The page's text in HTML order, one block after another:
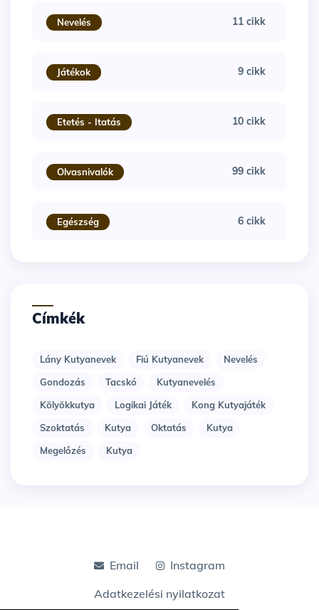
Nevelés 11 cikk
Játékok 9 cikk
Etetés - Itatás 10 cikk
Olvasnivalók 99 cikk
Egészség 6 cikk
Címkék
Lány Kutyanevek Fiú Kutyanevek
Nevelés
Gondozás
Tacskó
Kutyanevelés
Kölyökkutya
Logikai Játék
Kong Kutyajáték
Szoktatás
Kutya Oktatás
Kutya
Megelőzés
Kutya
Email
Instagram
Adatkezelési nyilatkozat